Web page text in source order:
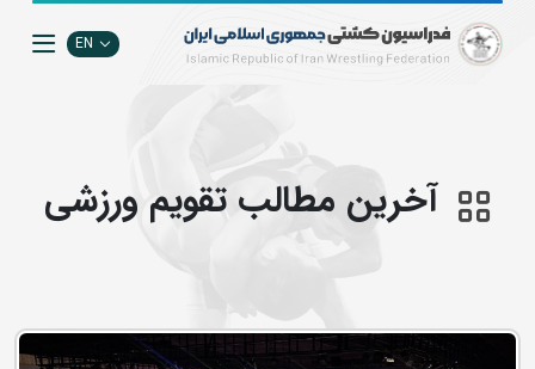
EN
آخرین مطالب تقويم ورزشي